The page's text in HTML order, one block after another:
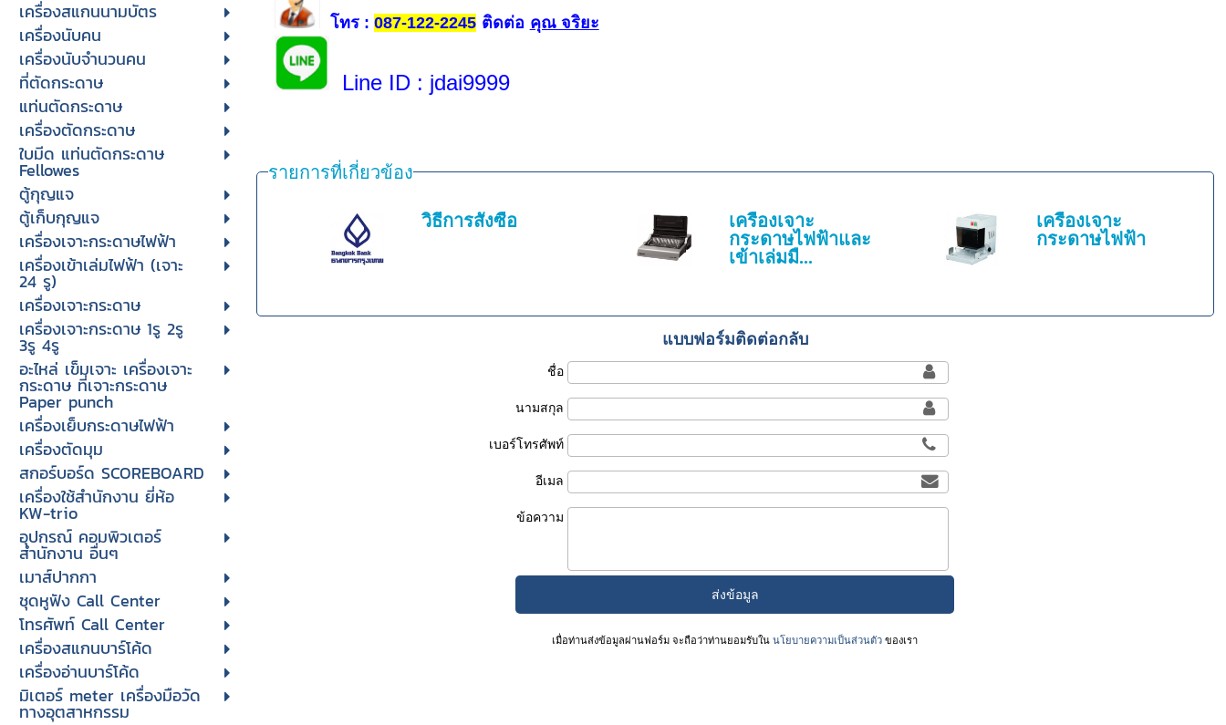
เครื่องสแกนนามบัตร
เครื่องนับคน
เครื่องนับจํานวนคน
ที่ตัดกระดาษ
แท่นตัดกระดาษ
เครื่องตัดกระดาษ
ใบมีด แท่นตัดกระดาษ
Fellowes
ตู้กุญแจ
ตู้เก็บกุญแจ
เครื่องเจาะกระดาษไฟฟ้า
เครื่องเข้าเล่มไฟฟ้า (เจาะ
24 รู)
เครื่องเจาะกระดาษ
เครื่องเจาะกระดาษ 1รู 2รู
3รู 4รู
อะไหล่ เข็มเจาะ เครื่องเจาะ
กระดาษ ที่เจาะกระดาษ
Paper punch
เครื่องเย็บกระดาษไฟฟ้า
เครื่องตัดมุม
สกอร์บอร์ด SCOREBOARD
เครื่องใช้สำนักงาน ยี่ห้อ
KW-trio
อุปกรณ์ คอมพิวเตอร์
สำนักงาน อื่นๆ
เมาส์ปากกา
ชุดหูฟัง Call Center
โทรศัพท์ Call Center
เครื่องสแกนบาร์โค้ด
เครื่องอ่านบาร์โค้ด
มิเตอร์ meter เครื่องมือวัด
ทางอุตสาหกรรม
โทร: 087-122-2245ติดต่อ คุณ จริยะ
Line ID : jdai9999
รายการที่เกี่ยวข้อง
วิธีการสั่งซื้อ
เครื่องเจาะ
กระดาษไฟฟ้าและ
เข้าเล่มมื...
เครื่องเจาะ
กระดาษไฟฟ้า
แบบฟอร์มติดต่อกลับ
ชื่อ
นามสกุล
เบอร์โทรศัพท์
อีเมล
ข้อความ
เมื่อท่านส่งข้อมูลผ่านฟอร์ม จะถือว่าท่านยอมรับใน นโยบายความเป็นส่วนตัวของเรา